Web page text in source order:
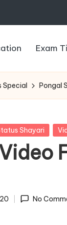
Exam
Special Pongal
Shayari
No